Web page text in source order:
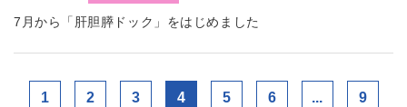
7月から「肝胆膵ドック」をはじめました
1 2 3 4 5 6 ... 9